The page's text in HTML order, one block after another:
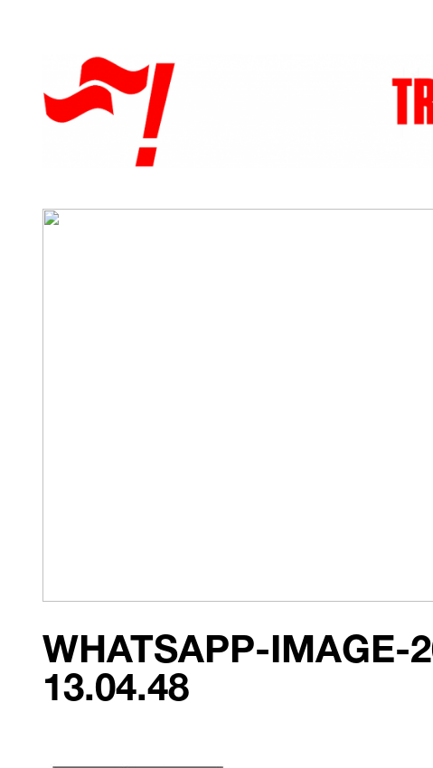
WHATSAPP-IMAGE-
13.04.48